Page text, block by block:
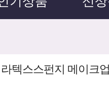
텍스스펀지 메이크